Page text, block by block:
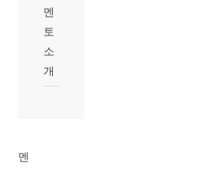
멘
토
소
개
멘